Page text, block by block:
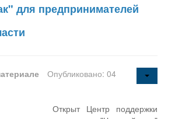
для предпринимателей
Опубликовано: 04
Открыт Центр поддержки